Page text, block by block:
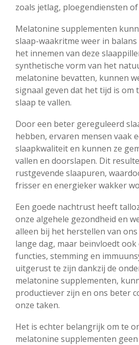
zoals jetlag, ploegendiensten
Melatonine supplementen
slaap-waakritme weer in
het innemen van deze
synthetische vorm van het
melatonine bevatten, kunnen
signaal geven dat het tijd is om
slaap te vallen.
Door een beter gereguleerd
hebben, ervaren mensen vaak
slaapkwaliteit en kunnen ze
vallen en doorslapen. Dit
rustgevende slaapuren,
frisser en energieker wakker
Een goede nachtrust heeft
onze algehele gezondheid en
alleen bij het herstellen van ons
lange dag, maar beïnvloedt
functies, stemming en
uitgerust te zijn dankzij de
melatonine supplementen,
productiever zijn en ons beter
onze taken.
Het is echter belangrijk om te
melatonine supplementen